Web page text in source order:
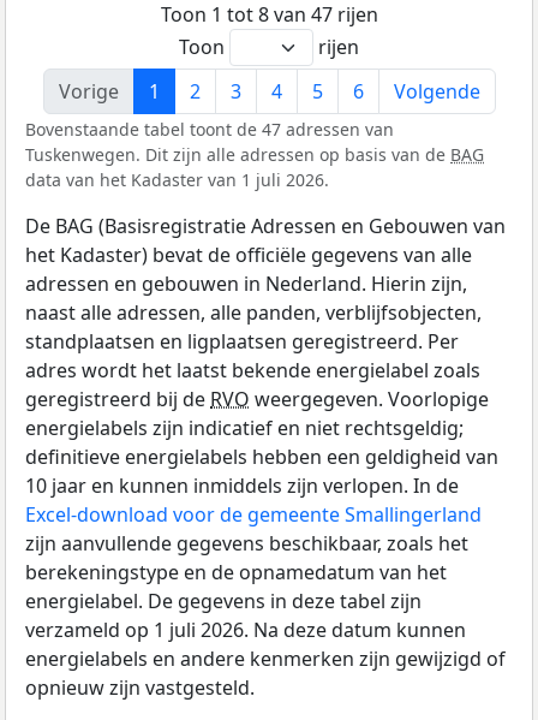
Toon 1 tot 8 van 47 rijen
Toon
rijen
Vorige
1 2 3 4 5 6 Volgende
Bovenstaande tabel toont de 47 adressen van
Tuskenwegen. Dit zijn alle adressen op basis van de BAG
data van het Kadaster van 1 juli 2026.
De BAG (Basisregistratie Adressen en Gebouwen van
het Kadaster) bevat de officiële gegevens van alle
adressen en gebouwen in Nederland. Hierin zijn,
naast alle adressen, alle panden, verblijfsobjecten,
standplaatsen en ligplaatsen geregistreerd. Per
adres wordt het laatst bekende energielabel zoals
geregistreerd bij de RVO weergegeven. Voorlopige
energielabels zijn indicatief en niet rechtsgeldig;
definitieve energielabels hebben een geldigheid van
10 jaar en kunnen inmiddels zijn verlopen. In de
Excel-download voor de gemeente Smallingerland
zijn aanvullende gegevens beschikbaar, zoals het
berekeningstype en de opnamedatum van het
energielabel. De gegevens in deze tabel zijn
verzameld op 1 juli 2026. Na deze datum kunnen
energielabels en andere kenmerken zijn gewijzigd of
opnieuw zijn vastgesteld.